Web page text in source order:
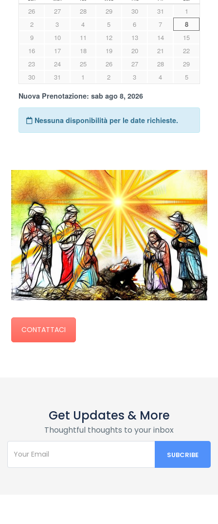
CONTATTACI
Get Updates & More
Thoughtful thoughts to your inbox